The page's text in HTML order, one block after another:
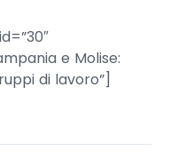
e Molise:
di lavoro”]